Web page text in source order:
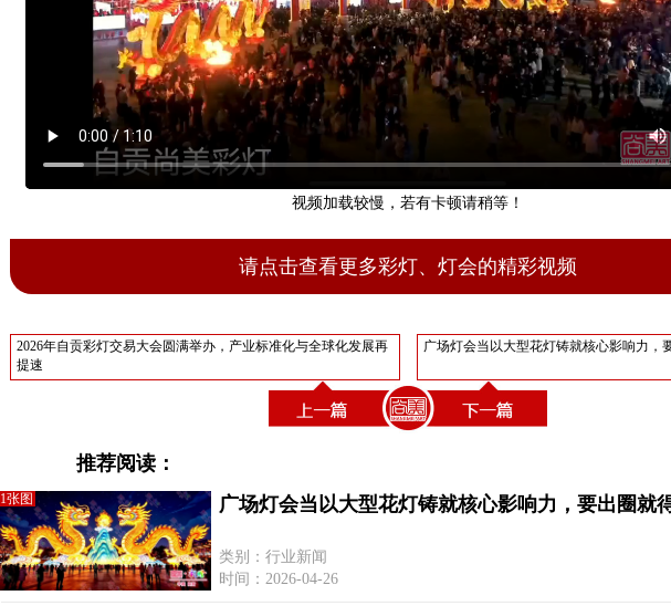
视频加载较慢，若有卡顿请稍等！
请点击查看更多彩灯、灯会的精彩视频
2026年自贡彩灯交易大会圆满举办，产业标准化与全球化发展再
提速
广场灯会当以大型花灯铸就核心影响力，
推荐阅读：
1张图 广场灯会当以大型花灯铸就核心影响力，要出圈就
类别：行业新闻
时间：2026-04-26